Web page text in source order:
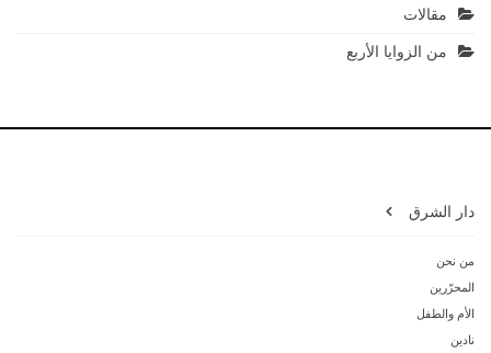
مقالات
من الزوايا الأربع
دار الشرق
من نحن
المحرّرين
الأم والطفل
نادين